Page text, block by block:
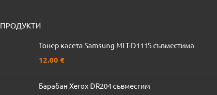
ПРОДУКТИ
Тонер касета Samsung MLT-D111S съвместима
12.00 €
Барабан Xerox DR204 съвместим